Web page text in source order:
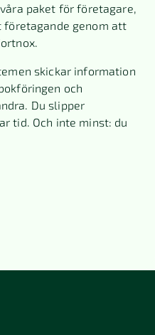
paket för företagare,
genom att
skickar information
och
Du slipper
tid. Och inte minst: du